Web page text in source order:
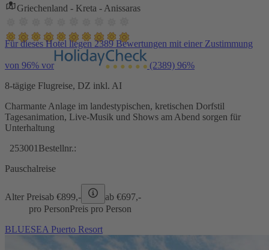
Griechenland - Kreta - Anissaras
Für dieses Hotel liegen 2389 Bewertungen mit einer Zustimmung
von 96% vor (2389) 96%
8-tägige Flugreise, DZ inkl. AI
Charmante Anlage im landestypischen, kretischen Dorfstil
Tagesanimation, Live-Musik und Shows am Abend sorgen für
Unterhaltung
253001 Bestellnr.:
Pauschalreise
Alter Preisab €899,- ab €697,-
pro PersonPreis pro Person
BLUESEA Puerto Resort